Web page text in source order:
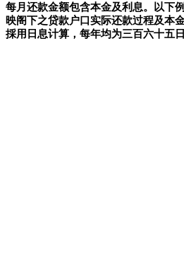
每月还款金额包含本金及利息。以下
映阁下之贷款户口实际还款过程及本
採用日息计算，每年均为三百六十五日